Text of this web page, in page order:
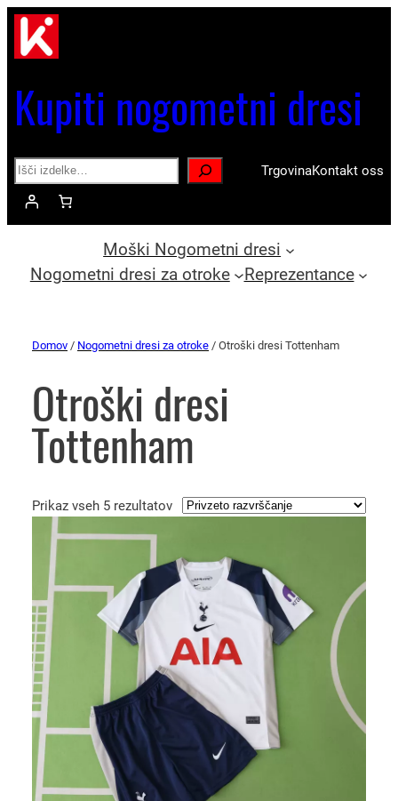
Kupiti nogometni dresi
Search TrgovinaKontakt oss
Moški Nogometni dresi
Nogometni dresi za otroke
Reprezentance
Domov / Nogometni dresi za otroke / Otroški dresi Tottenham
Otroški dresi
Tottenham
Prikaz vseh 5 rezultatov